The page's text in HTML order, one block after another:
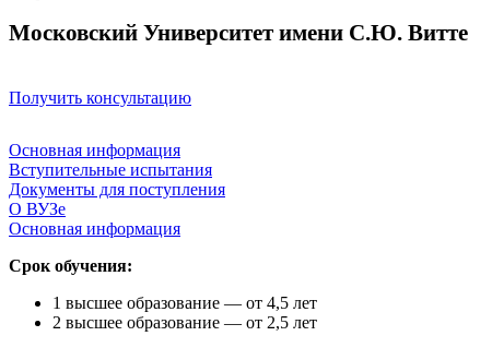
Московский Университет имени С.Ю. Витте
Получить консультацию
Основная информация
Вступительные испытания
Документы для поступления
О ВУЗе
Основная информация
Срок обучения:
1 высшее образование — от 4,5 лет
2 высшее образование — от 2,5 лет